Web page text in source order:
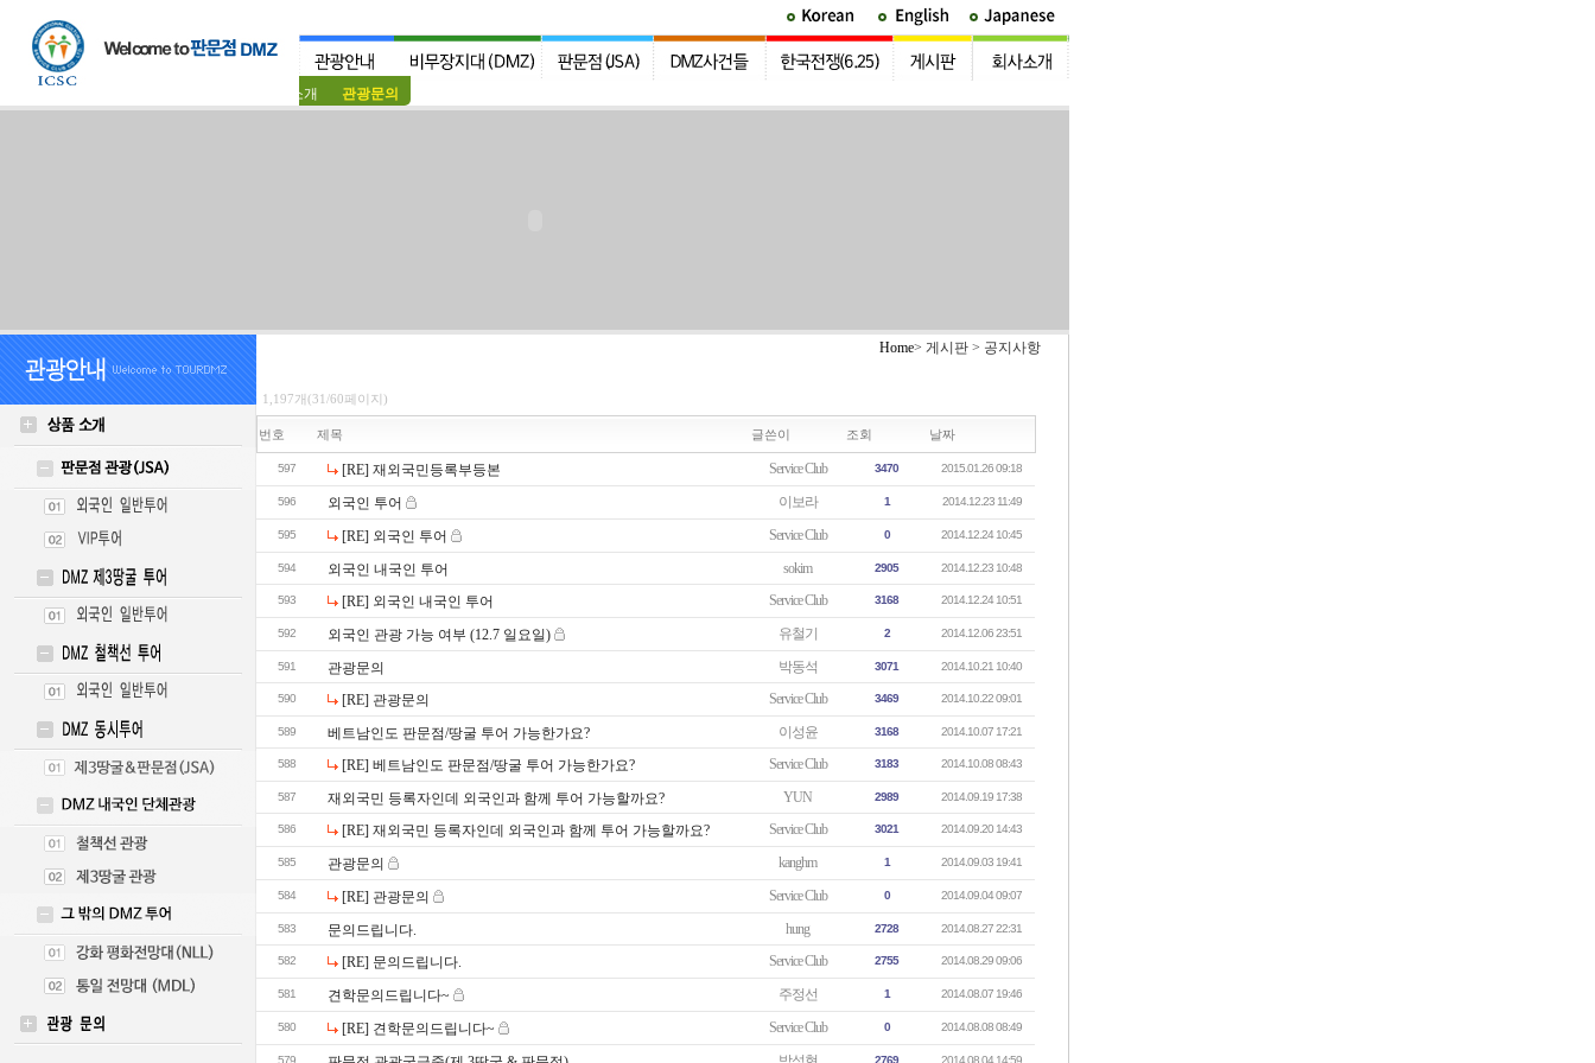
상품소개 관광문의
Home> 게시판 > 공지사항
1,197개(31/60페이지)
번호 제목 글쓴이 조회 날짜
597 [RE] 재외국민등록부등본 Service Club 3470 2015.01.26 09:18
596 외국인 투어 이보라 1 2014.12.23 11:49
595 [RE] 외국인 투어 Service Club 0 2014.12.24 10:45
594 외국인 내국인 투어 sokim 2905 2014.12.23 10:48
593 [RE] 외국인 내국인 투어 Service Club 3168 2014.12.24 10:51
592 외국인 관광 가능 여부 (12.7 일요일) 유철기 2 2014.12.06 23:51
591 관광문의 박동석 3071 2014.10.21 10:40
590 [RE] 관광문의 Service Club 3469 2014.10.22 09:01
589 베트남인도 판문점/땅굴 투어 가능한가요? 이성윤 3168 2014.10.07 17:21
588 [RE] 베트남인도 판문점/땅굴 투어 가능한가요? Service Club 3183 2014.10.08 08:43
587 재외국민 등록자인데 외국인과 함께 투어 가능할까요? YUN 2989 2014.09.19 17:38
586 [RE] 재외국민 등록자인데 외국인과 함께 투어 가능할까요? Service Club 3021 2014.09.20 14:43
585 관광문의 kanghm 1 2014.09.03 19:41
584 [RE] 관광문의 Service Club 0 2014.09.04 09:07
583 문의드립니다. hung 2728 2014.08.27 22:31
582 [RE] 문의드립니다. Service Club 2755 2014.08.29 09:06
581 견학문의드립니다~ 주정선 1 2014.08.07 19:46
580 [RE] 견학문의드립니다~ Service Club 0 2014.08.08 08:49
579 2769 2014.08.04 14:59